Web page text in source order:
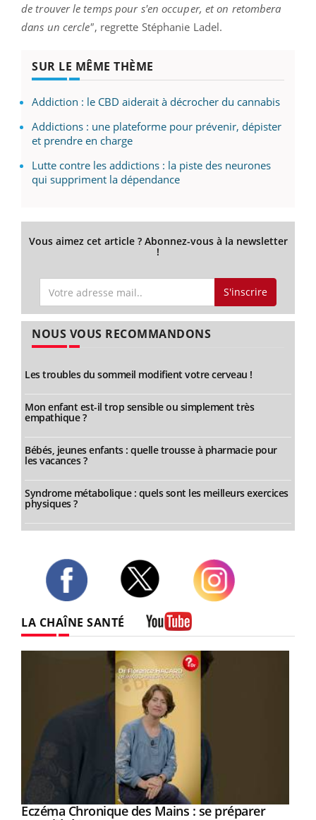
de trouver le temps pour s'en occuper, et on retombera
dans un cercle", regrette Stéphanie Ladel.
SUR LE MÊME THÈME
Addiction : le CBD aiderait à décrocher du cannabis
Addictions : une plateforme pour prévenir, dépister
et prendre en charge
Lutte contre les addictions : la piste des neurones
qui suppriment la dépendance
Vous aimez cet article ? Abonnez-vous à la newsletter
!
S'inscrire
NOUS VOUS RECOMMANDONS
Les troubles du sommeil modifient votre cerveau !
Mon enfant est-il trop sensible ou simplement très
empathique ?
Bébés, jeunes enfants : quelle trousse à pharmacie pour
les vacances ?
Syndrome métabolique : quels sont les meilleurs exercices
physiques ?
LA CHAÎNE SANTÉ
Youtube
Eczéma Chronique des Mains : se préparer